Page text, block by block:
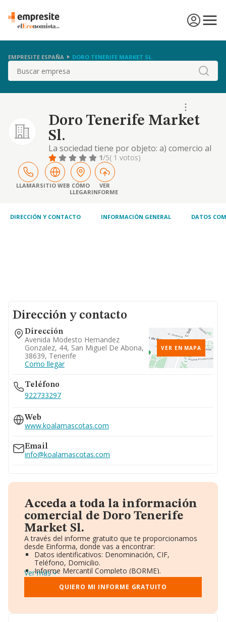
EMPRESITE ESPAÑA DORO TENERIFE MARKET SL.
Buscar
Doro Tenerife Market
Sl.
La sociedad tiene por objeto: a) comercio al
por menor de flores, plantas, semillas,
fertilizantes, animales de compañía y
alimentos para los mismos en
establecimientos especializados. cnae 4776.
b) otras actividades veterinarias cnae 7500.
9609. d) otras
1/5( 1 votos)
LLAMARSITIO WEB CÓMO
LLEGAR
VER
INFORME
DIRECCIÓN Y CONTACTO INFORMACIÓN GENERAL DATOS
Dirección y contacto
Dirección
Avenida Modesto Hernandez
Gonzalez, 44, San Miguel De Abona,
38639, Tenerife
Como llegar
VER EN MAPA
Teléfono
922733297
Web
www.koalamascotas.com
Email
info@koalamascotas.com
Acceda a toda la información
comercial de Doro Tenerife
Market Sl.
A través del informe gratuito que te proporcionamos
desde Einforma, donde vas a encontrar:
Datos identificativos: Denominación, CIF,
Teléfono, Domicilio.
Informe Mercantil Completo (BORME).
Gráficos de Evolución Ventas y Empleados.
Consejo de Administración y Administradores.
Directivos y Ejecutivos.
Ver más
QUIERO MI INFORME GRATUITO